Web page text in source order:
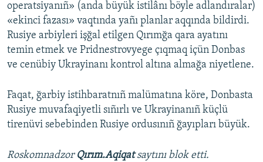
operatsiyanıñ» (anda büyük istilânı böyle adlandıralar)
«ekinci fazası» vaqtında yañı planlar aqqında bildirdi.
Rusiye arbiyleri işğal etilgen Qırımğa qara ayatını
temin etmek ve Pridnestrovyege çıqmaq içün Donbas
ve cenübiy Ukrayinanı kontrol altına almağa niyetlene.
Faqat, ğarbiy istihbaratnıñ malümatına köre, Donbasta
Rusiye muvafaqiyetli sıñırlı ve Ukrayinanıñ küçlü
tirenüvi sebebinden Rusiye ordusınıñ ğayıpları büyük.
Roskomnadzor Qırım.Aqiqatsaytını blok etti.